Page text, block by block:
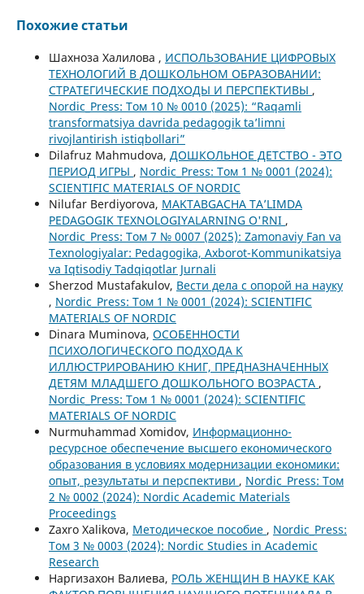
Похожие статьи
Шахноза Халилова , ИСПОЛЬЗОВАНИЕ ЦИФРОВЫХ
ТЕХНОЛОГИЙ В ДОШКОЛЬНОМ ОБРАЗОВАНИИ:
СТРАТЕГИЧЕСКИЕ ПОДХОДЫ И ПЕРСПЕКТИВЫ ,
Nordic_Press: Том 10 № 0010 (2025): “Raqamli
transformatsiya davrida pedagogik ta’limni
rivojlantirish istiqbollari”
Dilafruz Mahmudova, ДОШКОЛЬНОЕ ДЕТСТВО - ЭТО
ПЕРИОД ИГРЫ , Nordic_Press: Том 1 № 0001 (2024):
SCIENTIFIC MATERIALS OF NORDIC
Nilufar Berdiyorova, MAKTABGACHA TAʼLIMDA
PEDAGOGIK TEXNOLOGIYALARNING O'RNI ,
Nordic_Press: Том 7 № 0007 (2025): Zamonaviy Fan va
Texnologiyalar: Pedagogika, Axborot-Kommunikatsiya
va Iqtisodiy Tadqiqotlar Jurnali
Sherzod Mustafakulov, Вести дела с опорой на науку
, Nordic_Press: Том 1 № 0001 (2024): SCIENTIFIC
MATERIALS OF NORDIC
Dinara Muminova, ОСОБЕННОСТИ
ПСИХОЛОГИЧЕСКОГО ПОДХОДА К
ИЛЛЮСТРИРОВАНИЮ КНИГ, ПРЕДНАЗНАЧЕННЫХ
ДЕТЯМ МЛАДШЕГО ДОШКОЛЬНОГО ВОЗРАСТА ,
Nordic_Press: Том 1 № 0001 (2024): SCIENTIFIC
MATERIALS OF NORDIC
Nurmuhammad Xomidov, Информационно-
ресурсное обеспечение высшего економического
образования в условиях модернизации економики:
опыт, результаты и перспективи , Nordic_Press: Том
2 № 0002 (2024): Nordic Academic Materials
Proceedings
Zaxro Xalikova, Методическое пособие , Nordic_Press:
Том 3 № 0003 (2024): Nordic Studies in Academic
Research
Наргизахон Валиева, РОЛЬ ЖЕНЩИН В НАУКЕ КАК